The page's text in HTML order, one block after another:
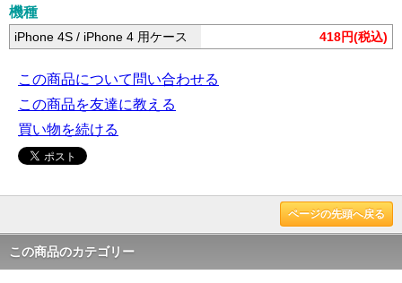
機種
iPhone 4S / iPhone 4 用ケース 418円(税込)
この商品について問い合わせる
この商品を友達に教える
買い物を続ける
ページの先頭へ戻る
この商品のカテゴリー